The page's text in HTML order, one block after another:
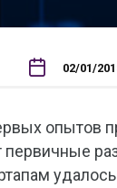
02/01/
опытов